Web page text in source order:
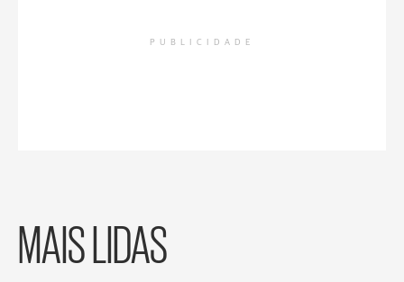
PUBLICIDADE
MAIS LIDAS